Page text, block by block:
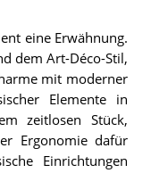
eine Erwähnung.
dem Art-Déco-Stil,
mit moderner
Elemente in
zeitlosen Stück,
Ergonomie dafür
Einrichtungen